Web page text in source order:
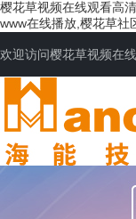
樱花草视频在线观看高
www在线播放,樱花草社
欢迎访问樱花草视频在